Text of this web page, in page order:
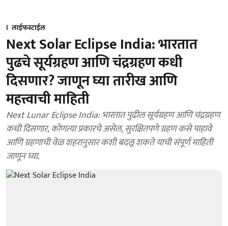
लाईफस्टाईल
Next Solar Eclipse India: भारतात
पुढचे सूर्यग्रहण आणि चंद्रग्रहण कधी
दिसणार? जाणून घ्या तारीख आणि
महत्त्वाची माहिती
Next Lunar Eclipse India: भारतात पुढील सूर्यग्रहण आणि चंद्रग्रहण
कधी दिसणार, कोणत्या प्रकारचे असेल, सुरक्षितपणे ग्रहण कसे पाहावे
आणि ग्रहणाची वेळ शहरानुसार कशी बदलू शकते याची संपूर्ण माहिती
जाणून घ्या.